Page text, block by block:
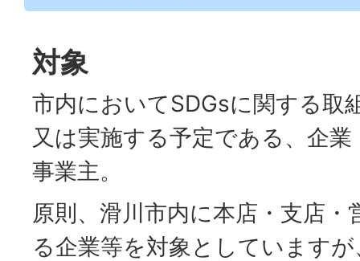
対象
市内においてSDGsに関する取
又は実施する予定である、企
事業主。
原則、滑川市内に本店・支店
る企業等を対象としています